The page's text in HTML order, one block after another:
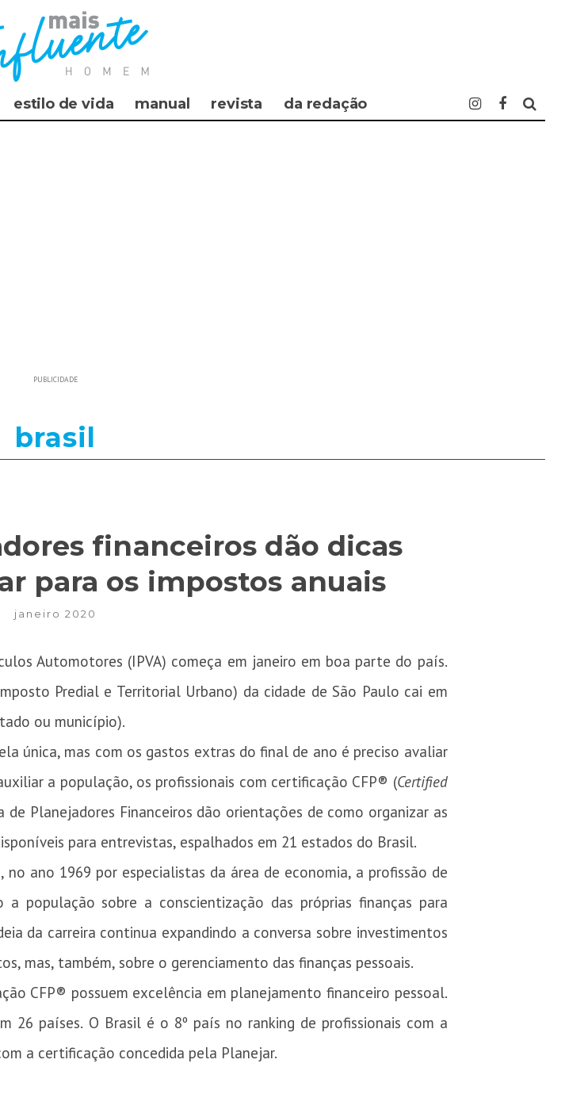
estilo de vida manual revista da redação
PUBLICIDADE
brasil
financeiros dão dicas
para os impostos anuais
janeiro 2020
Automotores (IPVA) começa em janeiro em boa parte do país.
Predial e Territorial Urbano) da cidade de São Paulo cai em
ou município).
única, mas com os gastos extras do final de ano é preciso avaliar
a população, os profissionais com certificação CFP® (Certified
de Planejadores Financeiros dão orientações de como organizar as
para entrevistas, espalhados em 21 estados do Brasil.
no ano 1969 por especialistas da área de economia, a profissão de
população sobre a conscientização das próprias finanças para
da carreira continua expandindo a conversa sobre investimentos
mas, também, sobre o gerenciamento das finanças pessoais.
CFP® possuem excelência em planejamento financeiro pessoal.
26 países. O Brasil é o 8º país no ranking de profissionais com a
a certificação concedida pela Planejar.